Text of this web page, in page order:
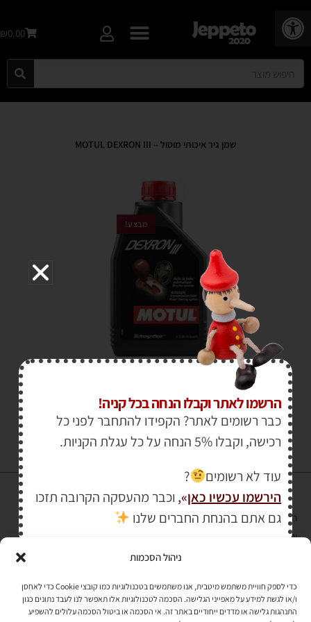
פתח סרגל נגישות
ניהול הסכמות
כדי לספק חוויית משתמש מיטבית, אנו משתמשים בטכנולוגיות כמו קובצי Cookie כדי לאחסן
ו/או לגשת למידע על מאפייני הגלישה. הסכמה לטכנולוגיות אלו תאפשר לנו לעבד נתונים כגון
התנהגות גלישה או מדדים ייחודיים באתר זה. אי הסכמה או ביטול הסכמה עלולים להשפיע
₪0.00
שמן גיר איכותי מוטול – MOTUL DEXRON III
מבצע!
והעומד בתקן אבטחה PCI DSS Level-1
לתקנון האתר»
הרשמו לאתר וקבלו הנחה בכל קניה!
כבר רשומים לאתר? הקפידו להתחבר לפני כל
רכישה, וקבלו 5% הנחה על כל עגלת הקניות.
עוד לא רשומים
?
הירשמו עכשיו כאן»
, וכבר מהעסקה הקרובה תזכו
גם אתם בהנחת החברים שלנו